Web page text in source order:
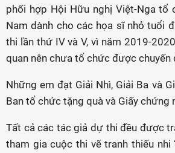
phối hợp Hội Hữu nghị Việt-Nga tổ
Nam dành cho các họa sĩ nhỏ tuổi
thi lần thứ IV và V, vì năm 2019-
quan nên chưa tổ chức được chuyến
Những em đạt Giải Nhì, Giải Ba và
Ban tổ chức tặng quà và Giấy chứng
Tất cả các tác giả dự thi đều được
tham gia cuộc thi vẽ tranh thiếu nhi